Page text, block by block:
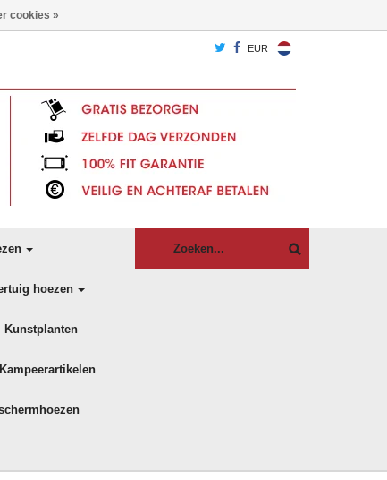
EUR
hoezen
Kunstplanten
Kampeerartikelen
cookies »